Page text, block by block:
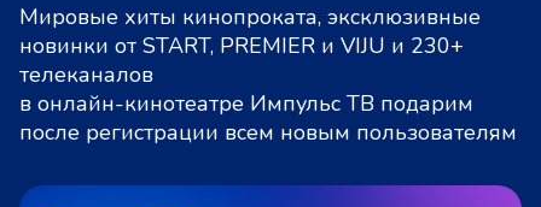
Мировые хиты кинопроката, эксклюзивные
новинки от START, PREMIER и VIJU и 230+
телеканалов
в онлайн-кинотеатре Импульс ТВ подарим
после регистрации всем новым пользователям